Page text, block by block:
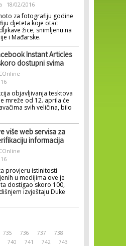
18/02/2016
za fotografiju godine
djeteta koje otac
žice, snimljenu na
i Mađarske.
Instant Articles
dostupni svima
objavljivanja tesktova
mreže od 12. aprila će
svih veličina, bilo
više web servisa za
informacija
provjeru istinitosti
u medijima ove je
dostigao skoro 100,
izvještaju Duke
735 736 737
738
740 741 742
743